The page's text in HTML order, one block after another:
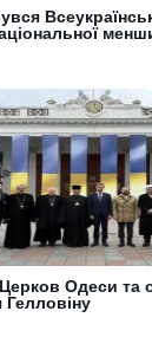
Одеси та
Гелловіну